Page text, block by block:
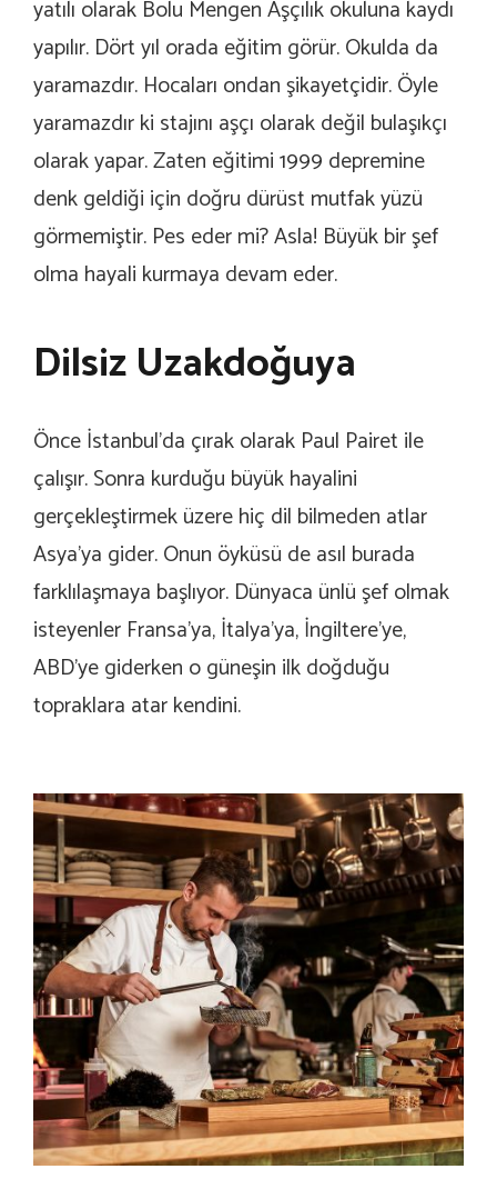
yatılı olarak Bolu Mengen Aşçılık okuluna kaydı
yapılır. Dört yıl orada eğitim görür. Okulda da
yaramazdır. Hocaları ondan şikayetçidir. Öyle
yaramazdır ki stajını aşçı olarak değil bulaşıkçı
olarak yapar. Zaten eğitimi 1999 depremine
denk geldiği için doğru dürüst mutfak yüzü
görmemiştir. Pes eder mi? Asla! Büyük bir şef
olma hayali kurmaya devam eder.
Dilsiz Uzakdoğuya
Önce İstanbul’da çırak olarak Paul Pairet ile
çalışır. Sonra kurduğu büyük hayalini
gerçekleştirmek üzere hiç dil bilmeden atlar
Asya’ya gider. Onun öyküsü de asıl burada
farklılaşmaya başlıyor. Dünyaca ünlü şef olmak
isteyenler Fransa’ya, İtalya’ya, İngiltere’ye,
ABD’ye giderken o güneşin ilk doğduğu
topraklara atar kendini.